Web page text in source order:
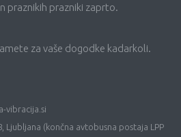
praznikih prazniki zaprto.
za vaše dogodke kadarkoli.
vibracija.si
Ljubljana (končna avtobusna postaja LPP